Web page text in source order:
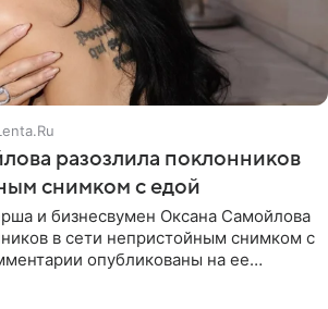
разозлила поклонников
снимком с едой
и бизнесвумен Оксана Самойлова
в сети непристойным снимком с
опубликованы на ее